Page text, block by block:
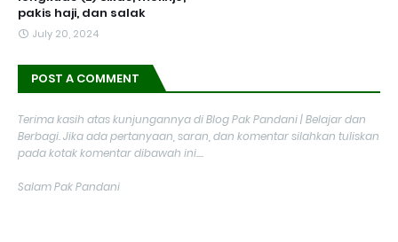
pakis haji, dan salak
July 20, 2024
POST A COMMENT
Terima kasih atas kunjungannya di Blog Pak Pandani | Belajar dan
Berbagi. Jika ada pertanyaan, saran, dan komentar silahkan tuliskan
pada kotak komentar dibawah ini....
Salam Pak Pandani